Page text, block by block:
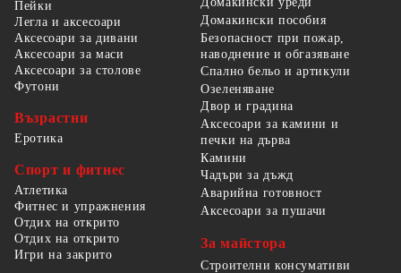
Пейки
Легла и аксесоари
Аксесоари за дивани
Аксесоари за маси
Аксесоари за столове
Футони
Възрастни
Еротика
Спорт и фитнес
Атлетика
Фитнес и упражнения
Отдих на открито
Отдих на открито
Игри на закрито
Домакински пособия
Безопасност при пожар,
наводнение и обгазяване
Спално бельо и артикули
Озеленяване
Двор и градина
Аксесоари за камини и
печки на дърва
Камини
Чадъри за дъжд
Аварийна готовност
Аксесоари за пушачи
За майстора
Строителни консумативи